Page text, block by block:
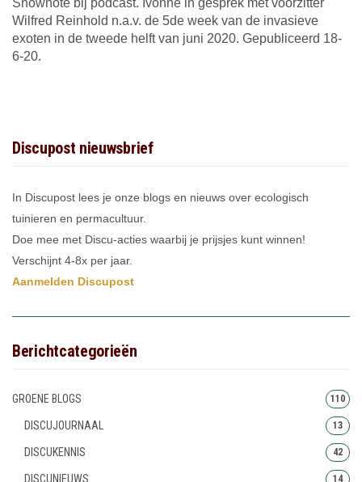
Wilfred Reinhold n.a.v. de 5de week van de invasieve
exoten in de tweede helft van juni 2020. Gepubliceerd 18-
6-20.
Discupost nieuwsbrief
In Discupost lees je onze blogs en nieuws over ecologisch
tuinieren en permacultuur.
Doe mee met Discu-acties waarbij je prijsjes kunt winnen!
Verschijnt 4-8x per jaar.
Aanmelden Discupost
Berichtcategorieën
GROENE BLOGS 110
DISCUJOURNAAL 13
DISCUKENNIS 42
DISCUNIEUWS 14